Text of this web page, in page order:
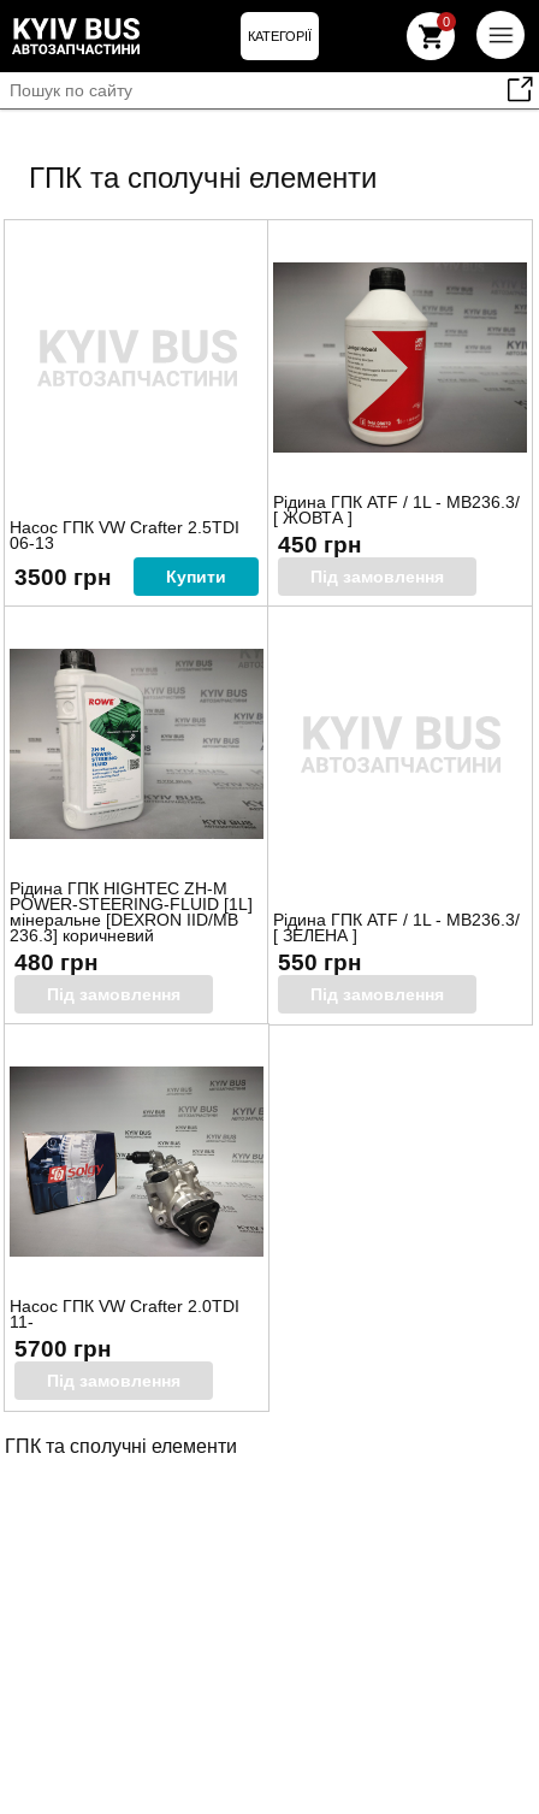
КАТЕГОРІЇ
0
ГПК та сполучні елементи
Насос ГПК VW Crafter 2.5TDI
06-13
3500 грн Купити
Рідина ГПК ATF / 1L - MB236.3/
[ ЖОВТА ]
450 грн
Під замовлення
Рідина ГПК HIGHTEC ZH-M
POWER-STEERING-FLUID [1L]
мінеральне [DEXRON IID/MB
236.3] коричневий
480 грн
Під замовлення
Рідина ГПК ATF / 1L - MB236.3/
[ ЗЕЛЕНА ]
550 грн
Під замовлення
Насос ГПК VW Crafter 2.0TDI
11-
5700 грн
Під замовлення
ГПК та сполучні елементи